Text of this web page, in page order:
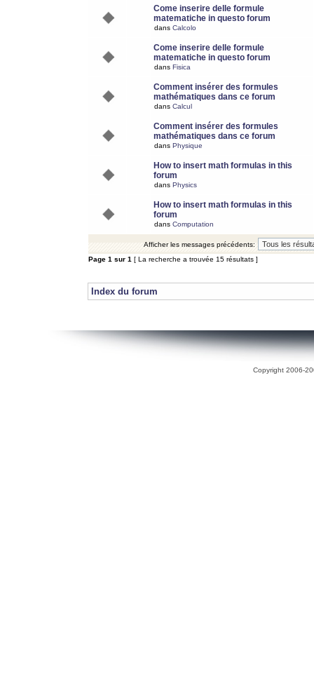
Come inserire delle formule
matematiche in questo forum
dans Calcolo
Come inserire delle formule
matematiche in questo forum
dans Fisica
Comment insérer des formules
mathématiques dans ce forum
dans Calcul
Comment insérer des formules
mathématiques dans ce forum
dans Physique
How to insert math formulas in this
forum
dans Physics
How to insert math formulas in this
forum
dans Computation
Afficher les messages précédents:
Page 1 sur 1 [ La recherche a trouvée 15 résultats ]
Index du forum
Copyright 2006-